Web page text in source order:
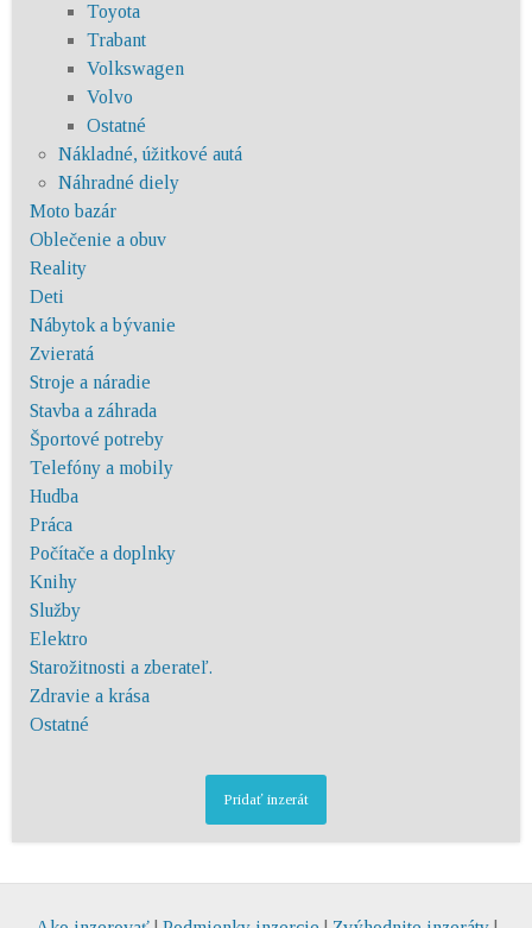
Toyota
Trabant
Volkswagen
Volvo
Ostatné
Nákladné, úžitkové autá
Náhradné diely
Moto bazár
Oblečenie a obuv
Reality
Deti
Nábytok a bývanie
Zvieratá
Stroje a náradie
Stavba a záhrada
Športové potreby
Telefóny a mobily
Hudba
Práca
Počítače a doplnky
Knihy
Služby
Elektro
Starožitnosti a zberateľ.
Zdravie a krása
Ostatné
Pridať inzerát